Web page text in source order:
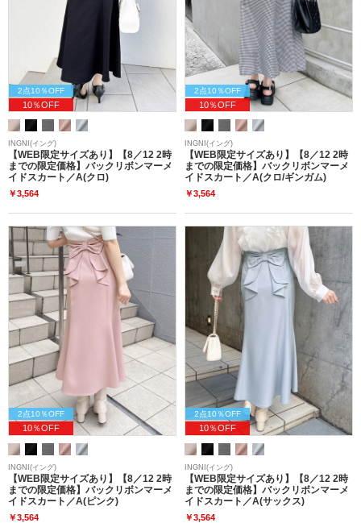
2点10％OFF
10％OFF
INGNI(イング)
【WEB限定サイズあり】【8／12 2時
までの限定価格】バックリボンマーメ
イドスカート／A(クロ)
￥3,564
2点10％OFF
10％OFF
INGNI(イング)
【WEB限定サイズあり】【8／12 2時
までの限定価格】バックリボンマーメ
イドスカート／A(クロ/ギンガム)
￥3,564
2点10％OFF
10％OFF
INGNI(イング)
【WEB限定サイズあり】【8／12 2時
までの限定価格】バックリボンマーメ
イドスカート／A(ピンク)
￥3,564
2点10％OFF
10％OFF
INGNI(イング)
【WEB限定サイズあり】【8／12 2時
までの限定価格】バックリボンマーメ
イドスカート／A(サックス)
￥3,564